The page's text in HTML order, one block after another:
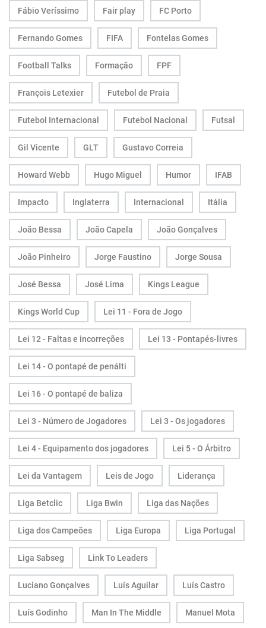
Fábio Veríssimo Fair play FC Porto
Fernando Gomes FIFA Fontelas Gomes
Football Talks Formação FPF
François Letexier Futebol de Praia
Futebol Internacional Futebol Nacional Futsal
Gil Vicente GLT Gustavo Correia
Howard Webb Hugo Miguel Humor IFAB
Impacto Inglaterra Internacional Itália
João Bessa João Capela João Gonçalves
João Pinheiro Jorge Faustino Jorge Sousa
José Bessa José Lima Kings League
Kings World Cup Lei 11 - Fora de Jogo
Lei 12 - Faltas e incorreções Lei 13 - Pontapés-livres
Lei 14 - O pontapé de penálti
Lei 16 - O pontapé de baliza
Lei 3 - Número de Jogadores Lei 3 - Os jogadores
Lei 4 - Equipamento dos jogadores Lei 5 - O Árbitro
Lei da Vantagem Leis de Jogo Liderança
Liga Betclic Liga Bwin Liga das Nações
Liga dos Campeões Liga Europa Liga Portugal
Liga Sabseg Link To Leaders
Luciano Gonçalves Luís Aguilar Luís Castro
Luís Godinho Man In The Middle Manuel Mota